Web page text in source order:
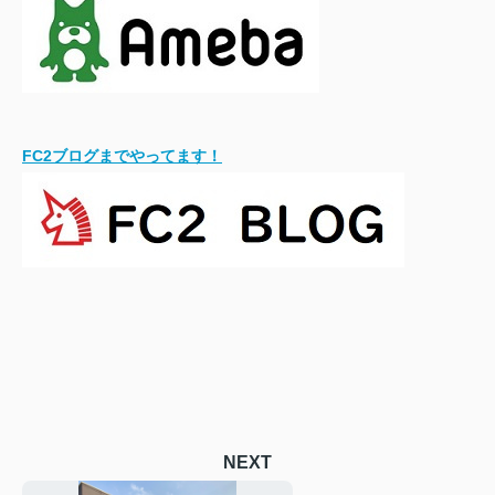
FC2ブログまでやってます！
NEXT